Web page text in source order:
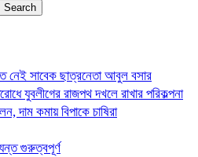
Search
নেই সাবেক ছাত্রনেতা আবুল বসার
যুবলীগের রাজপথ দখলে রাখার পরিকল্পনা
দাম কমায় বিপাকে চাষিরা
গুরুত্বপূর্ণ